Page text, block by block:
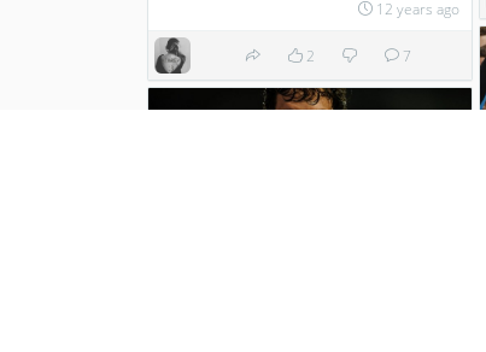
12 years ago
2 7